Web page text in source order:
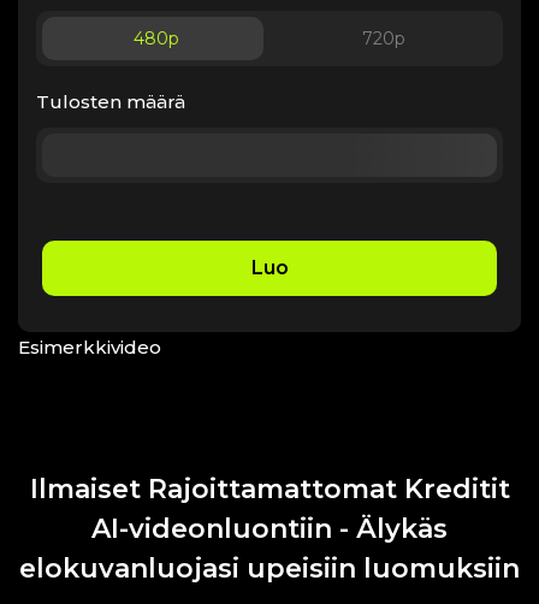
480p 720p
Tulosten määrä
Luo
Esimerkkivideo
Ilmaiset Rajoittamattomat Kreditit
AI-videonluontiin - Älykäs
elokuvanluojasi upeisiin luomuksiin